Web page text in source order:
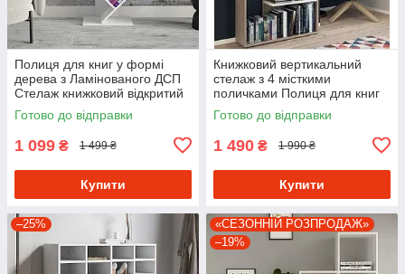
Полиця для книг у формі
дерева з Ламінованого ДСП
Стелаж книжковий відкритий
шириною 40 см
Готово до відправки
1 099 ₴ 1 499 ₴
Купити
Книжковий вертикальний
стелаж з 4 місткими
поличками Полиця для книг
та декоративних елементів з
ДСП
Готово до відправки
1 490 ₴ 1 990 ₴
Купити
–25%
«СЕЗОННІЙ РОЗПРОДАЖ»
–19%